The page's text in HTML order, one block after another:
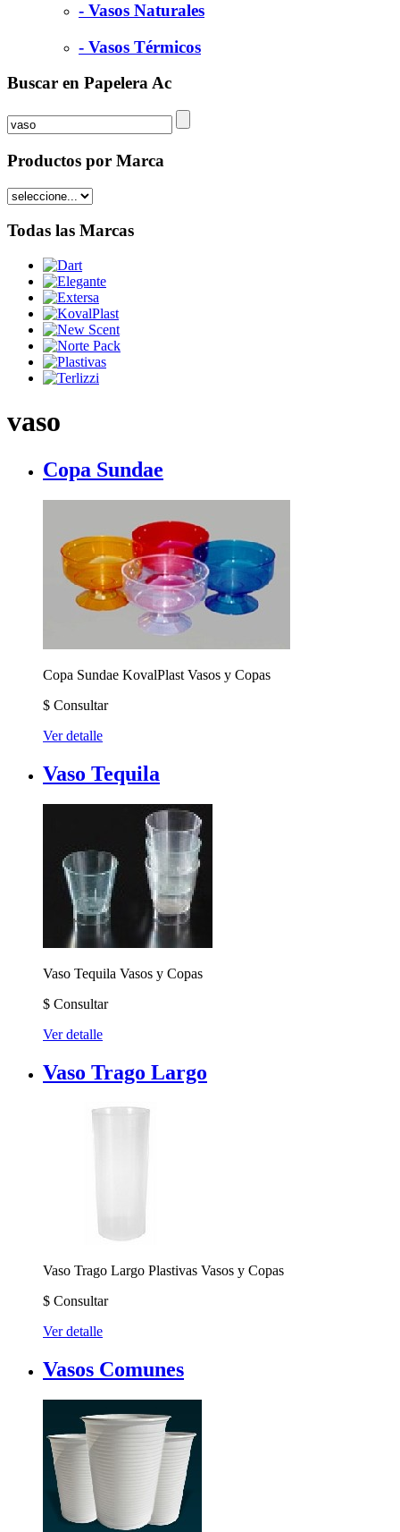
- Vasos Naturales
- Vasos Térmicos
Buscar en Papelera Ac
Productos por Marca
Todas las Marcas
vaso
Copa Sundae
Copa Sundae KovalPlast Vasos y Copas
$ Consultar
Ver detalle
Vaso Tequila
Vaso Tequila Vasos y Copas
$ Consultar
Ver detalle
Vaso Trago Largo
Vaso Trago Largo Plastivas Vasos y Copas
$ Consultar
Ver detalle
Vasos Comunes